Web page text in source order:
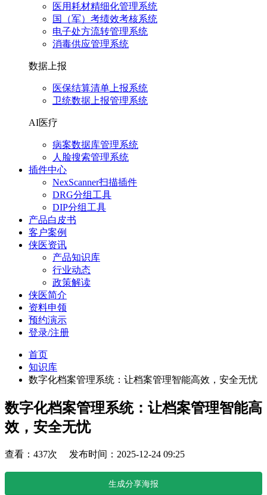
医用耗材精细化管理系统
国（军）考绩效考核系统
电子处方流转管理系统
消毒供应管理系统
数据上报
医保结算清单上报系统
卫统数据上报管理系统
AI医疗
病案数据库管理系统
人脸搜索管理系统
插件中心
NexScanner扫描插件
DRG分组工具
DIP分组工具
产品白皮书
客户案例
侠医资讯
产品知识库
行业动态
政策解读
侠医简介
资料申领
预约演示
登录/注册
首页
知识库
数字化档案管理系统：让档案管理智能高效，安全无忧
数字化档案管理系统：让档案管理智能高
效，安全无忧
查看：437次 发布时间：2025-12-24 09:25
生成分享海报